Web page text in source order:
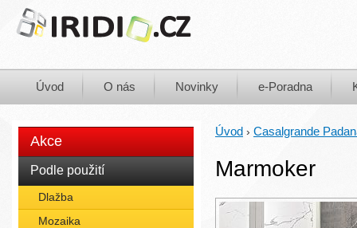
Úvod O nás Novinky e-Poradna
Akce
Podle použití
Dlažba
Mozaika
Úvod › Casalgrande
Marmoker